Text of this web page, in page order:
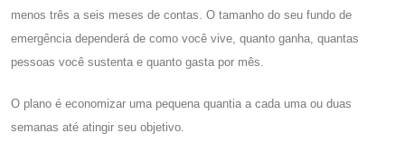
menos três a seis meses de contas. O tamanho do seu fundo de
emergência dependerá de como você vive, quanto ganha, quantas
pessoas você sustenta e quanto gasta por mês.
O plano é economizar uma pequena quantia a cada uma ou duas
semanas até atingir seu objetivo.